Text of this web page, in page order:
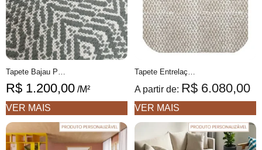
R$ 1.200,00 /M²
VER MAIS
A partir de: R$ 6.080,00
VER MAIS